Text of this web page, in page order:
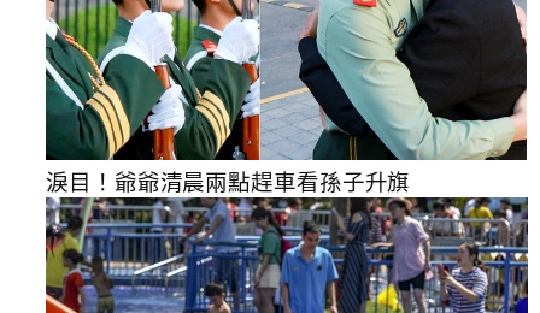
淚目！爺爺清晨兩點趕車看孫子升旗